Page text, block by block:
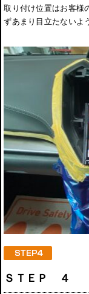
取り付け位置はお客様
ずあまり目立たないよ
ＳＴＥＰ ４